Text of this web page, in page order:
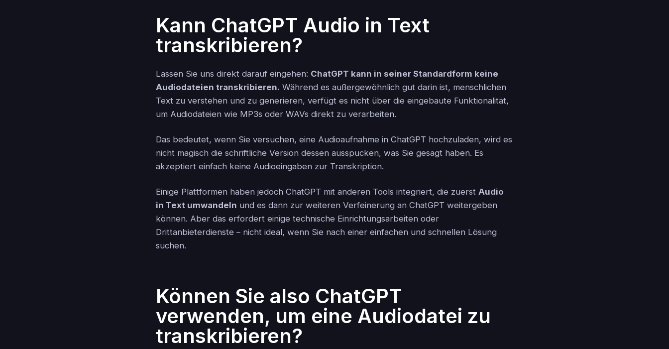
Kann ChatGPT Audio in Text
transkribieren?
Lassen Sie uns direkt darauf eingehen: ChatGPT kann in seiner Standardform keine
Audiodateien transkribieren. Während es außergewöhnlich gut darin ist, menschlichen
Text zu verstehen und zu generieren, verfügt es nicht über die eingebaute Funktionalität,
um Audiodateien wie MP3s oder WAVs direkt zu verarbeiten.
Das bedeutet, wenn Sie versuchen, eine Audioaufnahme in ChatGPT hochzuladen, wird es
nicht magisch die schriftliche Version dessen ausspucken, was Sie gesagt haben. Es
akzeptiert einfach keine Audioeingaben zur Transkription.
Einige Plattformen haben jedoch ChatGPT mit anderen Tools integriert, die zuerstAudio
in Text umwandeln und es dann zur weiteren Verfeinerung an ChatGPT weitergeben
können. Aber das erfordert einige technische Einrichtungsarbeiten oder
Drittanbieterdienste – nicht ideal, wenn Sie nach einer einfachen und schnellen Lösung
suchen.
Können Sie also ChatGPT
verwenden, um eine Audiodatei zu
transkribieren?